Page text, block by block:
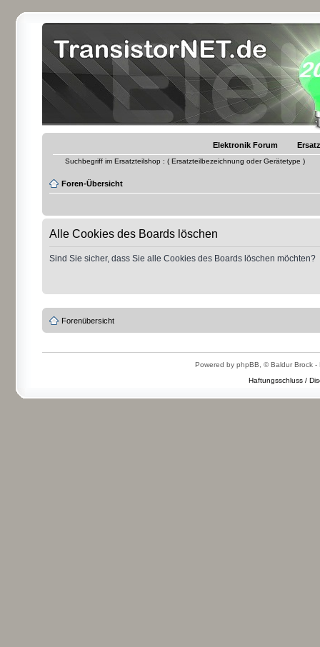
Elektronik Forum
Suchbegriff im Ersatzteilshop : ( Ersatzteilbezeichnung oder Gerätetype )
Foren-Übersicht
Alle Cookies des Boards löschen
Sind Sie sicher, dass Sie alle Cookies des Boards löschen möchten?
Forenübersicht
Powered by phpBB, © Baldur Brock -
Haftungsschluss /